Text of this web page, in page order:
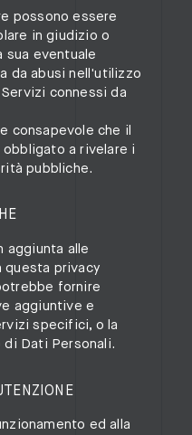
possono essere
in giudizio o
sua eventuale
da abusi nell'utilizzo
connessi da
consapevole che il
a rivelare i
pubbliche.
aggiunta alle
questa privacy
fornire
aggiuntive e
specifici, o la
Dati Personali.
ed alla